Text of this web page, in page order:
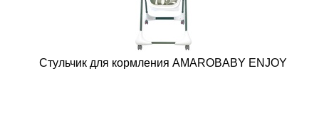
Стульчик для кормления AMAROBABY ENJOY